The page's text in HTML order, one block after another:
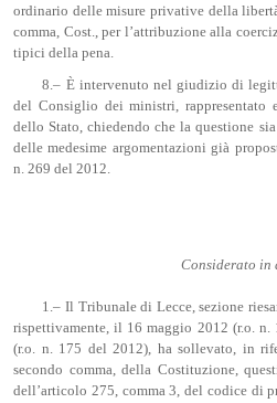
ordinario delle misure privative della
comma, Cost., per l’attribuzione alla
tipici della pena.
8.– È intervenuto nel giudizio di
del Consiglio dei ministri, rappresentato
dello Stato, chiedendo che la questione
delle medesime argomentazioni già
n. 269 del 2012.
Considerato in
1.– Il Tribunale di Lecce, sezione
rispettivamente, il 16 maggio 2012 (r.o.
(r.o. n. 175 del 2012), ha sollevato, in
secondo comma, della Costituzione,
dell’articolo 275, comma 3, del codice di